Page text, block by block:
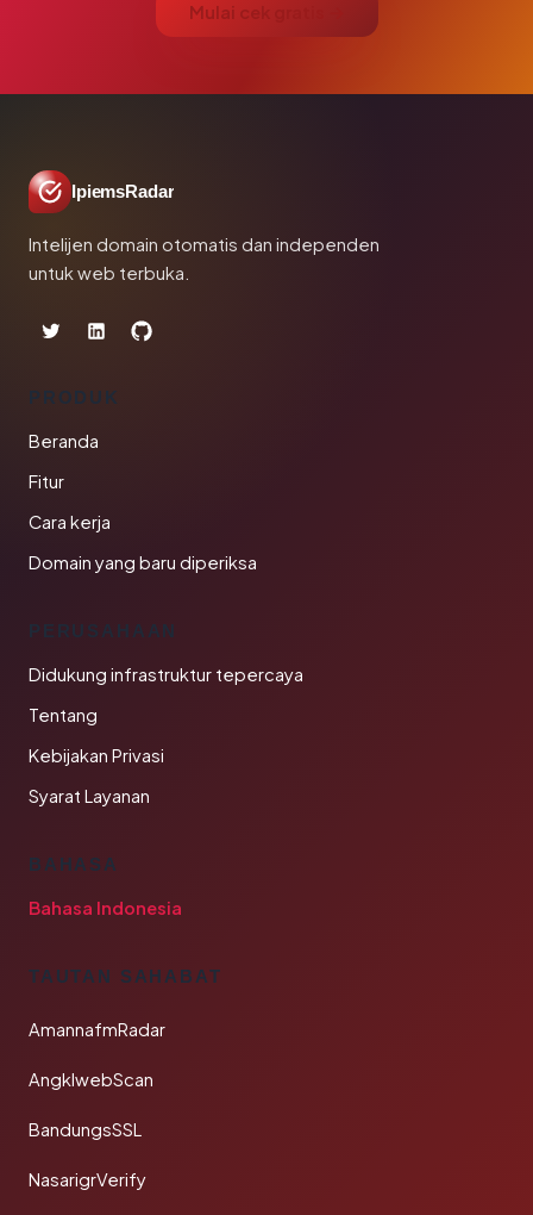
Mulai cek gratis →
IpiemsRadar
Intelijen domain otomatis dan independen
untuk web terbuka.
PRODUK
Beranda
Fitur
Cara kerja
Domain yang baru diperiksa
PERUSAHAAN
Didukung infrastruktur tepercaya
Tentang
Kebijakan Privasi
Syarat Layanan
BAHASA
Bahasa Indonesia
TAUTAN SAHABAT
AmannafmRadar
AngklwebScan
BandungsSSL
NasarigrVerify